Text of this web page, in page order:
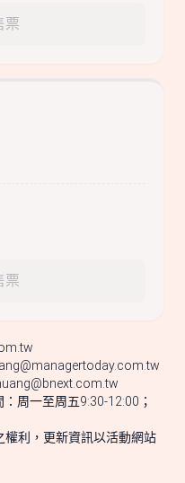
票
票
周一至周五9:30-12:00；
權利，更新資訊以活動網站